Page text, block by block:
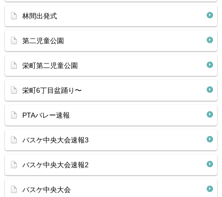
林間出発式
第二児童公園
栄町第二児童公園
栄町6丁目盆踊り〜
PTAバレー速報
バスケ中央大会速報3
バスケ中央大会速報2
バスケ中央大会